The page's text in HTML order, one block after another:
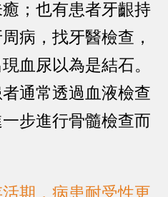
；也有患者牙齦持
病，找牙醫檢查，
血尿以為是結石。
通常透過血液檢查
步進行骨髓檢查而
期，病患耐受性更